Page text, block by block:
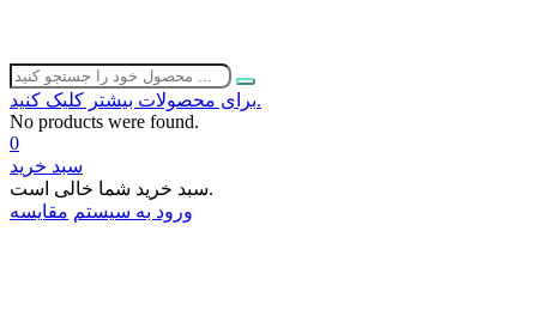
برای محصولات بیشتر کلیک کنید.
No products were found.
0
سبد خرید
سبد خرید شما خالی است.
ورود به سیستم مقایسه